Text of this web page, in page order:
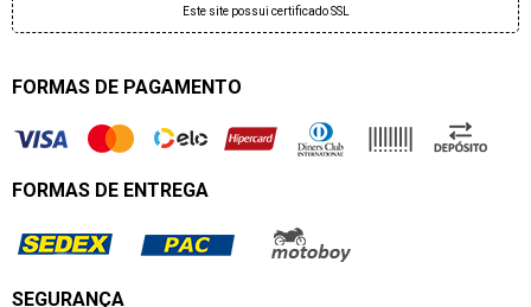
Este site possui certificado SSL
FORMAS DE PAGAMENTO
FORMAS DE ENTREGA
SEGURANÇA